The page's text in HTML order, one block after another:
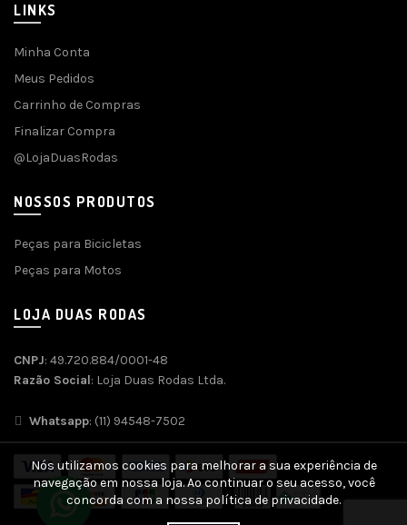
LINKS
Minha Conta
Meus Pedidos
Carrinho de Compras
Finalizar Compra
@LojaDuasRodas
NOSSOS PRODUTOS
Peças para Bicicletas
Peças para Motos
LOJA DUAS RODAS
CNPJ: 49.720.884/0001-48
Razão Social: Loja Duas Rodas Ltda.
Whatsapp: (11) 94548-7502
Nós utilizamos cookies para melhorar a sua experiência de
navegação em nossa loja. Ao continuar o seu acesso, você
concorda com a nossa política de privacidade.